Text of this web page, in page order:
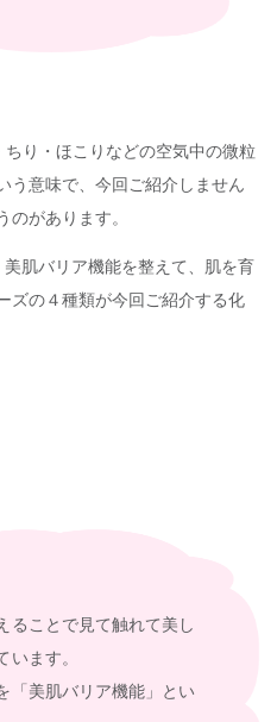
り・ほこりなどの空気中の微粒
う意味で、今回ご紹介しません
があります。
肌バリア機能を整えて、肌を育
ズの４種類が今回ご紹介する化
ることで見て触れて美し
います。
「美肌バリア機能」とい